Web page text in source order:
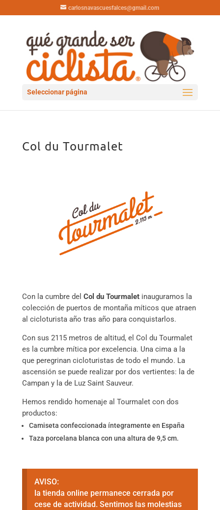
carlosnavascuesfalces@gmail.com
Seleccionar página
Col du Tourmalet
Con la cumbre del Col du Tourmaletinauguramos la
colección de puertos de montaña míticos que atraen
al cicloturista año tras año para conquistarlos.
Con sus 2115 metros de altitud, el Col du Tourmalet
es la cumbre mítica por excelencia. Una cima a la
que peregrinan cicloturistas de todo el mundo. La
ascensión se puede realizar por dos vertientes: la de
Campan y la de Luz Saint Sauveur.
Hemos rendido homenaje al Tourmalet con dos
productos:
Camiseta confeccionada íntegramente en España
Taza porcelana blanca con una altura de 9,5 cm.
AVISO:
la tienda online permanece cerrada por
cese de actividad. Sentimos las molestias